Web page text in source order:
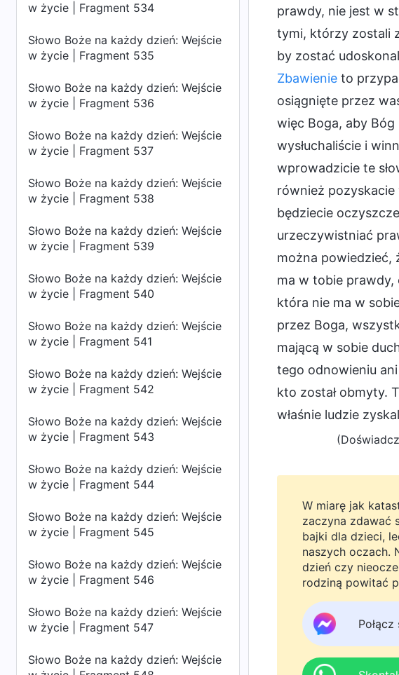
w życie | Fragment 534
Słowo Boże na każdy dzień: Wejście
w życie | Fragment 535
Słowo Boże na każdy dzień: Wejście
w życie | Fragment 536
Słowo Boże na każdy dzień: Wejście
w życie | Fragment 537
Słowo Boże na każdy dzień: Wejście
w życie | Fragment 538
Słowo Boże na każdy dzień: Wejście
w życie | Fragment 539
Słowo Boże na każdy dzień: Wejście
w życie | Fragment 540
Słowo Boże na każdy dzień: Wejście
w życie | Fragment 541
Słowo Boże na każdy dzień: Wejście
w życie | Fragment 542
Słowo Boże na każdy dzień: Wejście
w życie | Fragment 543
Słowo Boże na każdy dzień: Wejście
w życie | Fragment 544
Słowo Boże na każdy dzień: Wejście
w życie | Fragment 545
Słowo Boże na każdy dzień: Wejście
w życie | Fragment 546
Słowo Boże na każdy dzień: Wejście
w życie | Fragment 547
Słowo Boże na każdy dzień: Wejście
prawdy, nie jest w
tymi, którzy zostali
by zostać
Zbawienieto
osiągnięte przez
więc Boga, aby Bóg
wysłuchaliście i
wprowadzicie te
również pozyskacie
będziecie
urzeczywistniać
można powiedzieć,
ma w tobie prawdy,
która nie ma w
przez Boga,
mającą w sobie
tego odnowieniu
kto został obmyty.
właśnie ludzie
W miarę jak
zaczyna zdawać
bajki dla dzieci,
naszych oczach.
dzień czy
rodziną powitać
Bożą ochroną,
do naszej grupy